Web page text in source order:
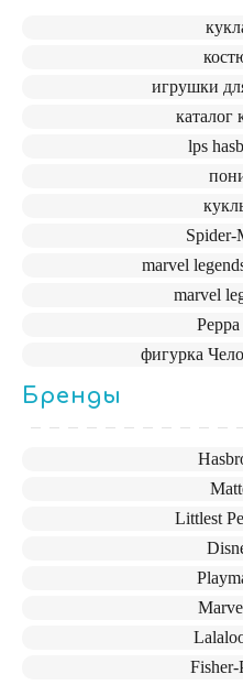
игрушки
каталог
lps
marvel
marvel
фигурка
Бренды
Littlest
Fisher-